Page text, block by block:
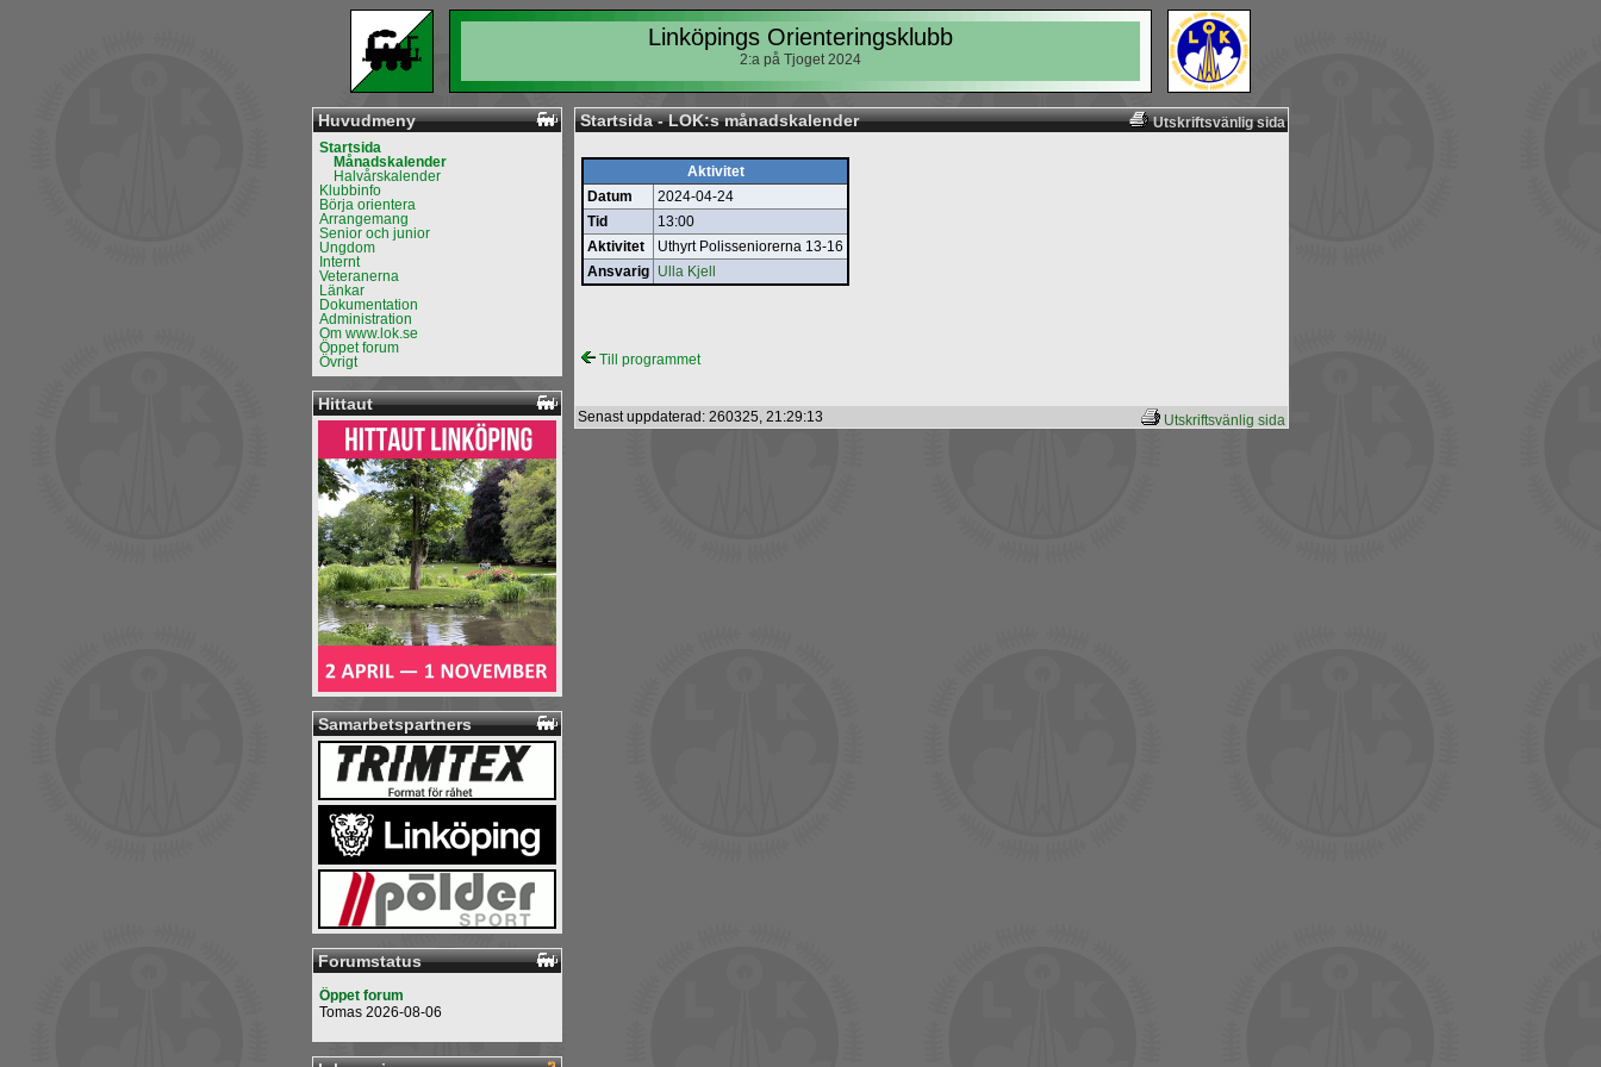
Linköpings Orienteringsklubb
2:a på Tjoget 2024
Huvudmeny
Startsida
Månadskalender
Halvårskalender
Klubbinfo
Börja orientera
Arrangemang
Senior och junior
Ungdom
Internt
Veteranerna
Länkar
Dokumentation
Administration
Om www.lok.se
Öppet forum
Övrigt
Hittaut
Samarbetspartners
Forumstatus
Öppet forum
Tomas 2026-08-06
Utskriftsvänlig sida
Startsida - LOK:s månadskalender
Aktivitet
Datum
2024-04-24
Tid
13:00
Aktivitet
Uthyrt Polisseniorerna 13-16
Ansvarig Ulla Kjell
Till programmet
Utskriftsvänlig sida
Senast uppdaterad: 260325, 21:29:13